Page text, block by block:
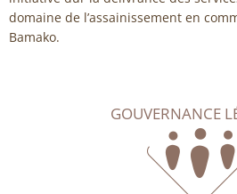
domaine de l’assainissement en
Bamako.
GOUVERNANCE